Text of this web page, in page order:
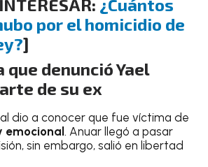
¿Cuántos
por el homicidio de
]
que denunció Yael
de su ex
dio a conocer que fue víctima de
emocional. Anuar llegó a pasar
sin embargo, salió en libertad